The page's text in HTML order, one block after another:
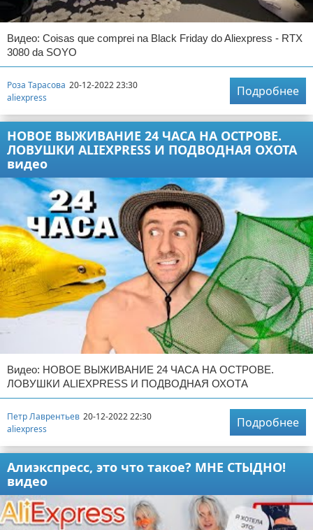
Видео: Coisas que comprei na Black Friday do Aliexpress - RTX
3080 da SOYO
Роза Тарасова 20-12-2022 23:30
aliexpress
Подробнее
НОВОЕ ВЫЖИВАНИЕ 24 ЧАСА НА ОСТРОВЕ.
ЛОВУШКИ ALIEXPRESS И ПОДВОДНАЯ ОХОТА
видео
Видео: НОВОЕ ВЫЖИВАНИЕ 24 ЧАСА НА ОСТРОВЕ.
ЛОВУШКИ ALIEXPRESS И ПОДВОДНАЯ ОХОТА
Петр Лаврентьев 20-12-2022 22:30
aliexpress
Подробнее
Алиэкспресс, это что такое? МНЕ СТЫДНО!
видео